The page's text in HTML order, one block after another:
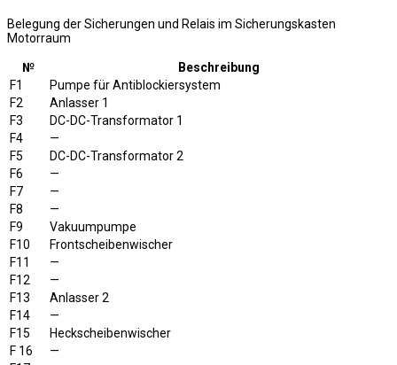
Belegung der Sicherungen und Relais im Sicherungskasten
Motorraum
№
Beschreibung
F1
Pumpe für Antiblockiersystem
F2
Anlasser 1
F3
DC-DC-Transformator 1
F4
—
F5
DC-DC-Transformator 2
F6
—
F7
—
F8
—
F9
Vakuumpumpe
F10
Frontscheibenwischer
F11
—
F12
—
F13
Anlasser 2
F14
—
F15
Heckscheibenwischer
F 16
—